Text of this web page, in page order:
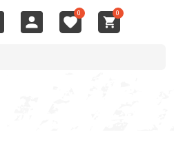
0 0